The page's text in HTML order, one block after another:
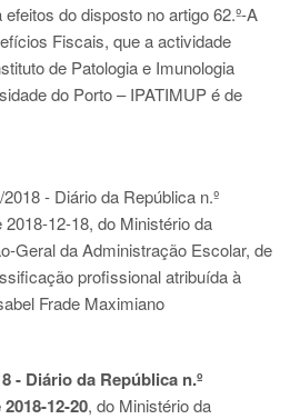
do disposto no artigo 62.º-A
Fiscais, que a actividade
de Patologia e Imunologia
do Porto – IPATIMUP é de
- Diário da República n.º
2018-12-18, do Ministério da
Geral da Administração Escolar, de
profissional atribuída à
Frade Maximiano
- Diário da República n.º
12-20, do Ministério da